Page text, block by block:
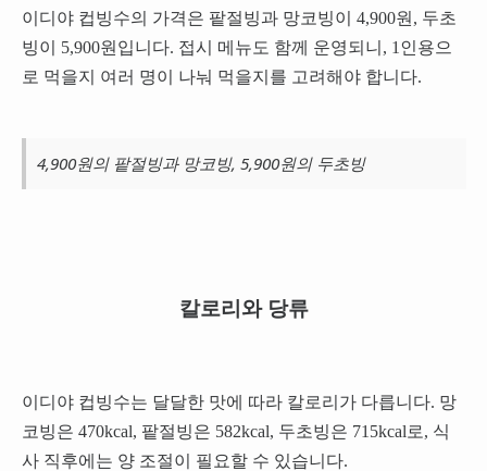
이디야 컵빙수의 가격은 팥절빙과 망코빙이 4,900원, 두초
빙이 5,900원입니다. 접시 메뉴도 함께 운영되니, 1인용으
로 먹을지 여러 명이 나눠 먹을지를 고려해야 합니다.
4,900원의 팥절빙과 망코빙, 5,900원의 두초빙
칼로리와 당류
이디야 컵빙수는 달달한 맛에 따라 칼로리가 다릅니다. 망
코빙은 470kcal, 팥절빙은 582kcal, 두초빙은 715kcal로, 식
사 직후에는 양 조절이 필요할 수 있습니다.